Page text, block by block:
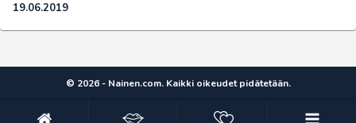
19.06.2019
© 2026 - Nainen.com. Kaikki oikeudet pidätetään.